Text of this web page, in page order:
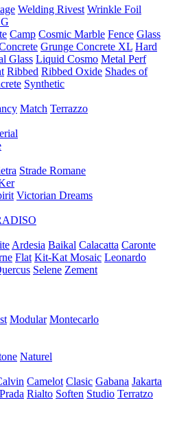
Welding Rivest Wrinkle Foil
Camp Cosmic Marble Fence Glass
Grunge Concrete XL Hard
Glass Liquid Cosmo Metal Perf
Ribbed Ribbed Oxide Shades of
Synthetic
Match Terrazzo
Strade Romane
Victorian Dreams
Ardesia Baikal Calacatta Caronte
Flat Kit-Kat Mosaic Leonardo
Selene Zement
Modular Montecarlo
Naturel
Camelot Clasic Gabana Jakarta
Prada Rialto Soften Studio Terratzo